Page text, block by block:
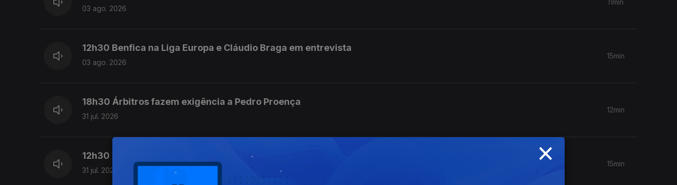
03 ago. 2026
11min
12h30 Benfica na Liga Europa e Cláudio Braga em entrevista
03 ago. 2026
15min
18h30 Árbitros fazem exigência a Pedro Proença
31 jul. 2026
12min
12h30 António Silva de partida e herói do Torreense nas Antas
31 jul. 2026
15min
×